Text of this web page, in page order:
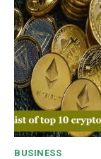
BUSINESS